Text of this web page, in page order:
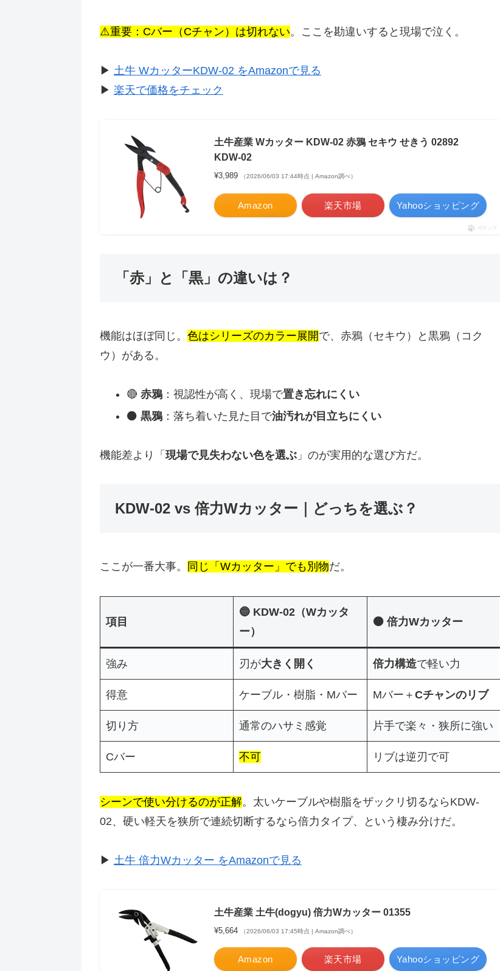
⚠️重要：Cバー（Cチャン）は切れない。ここを勘違いすると現場で泣く。
▶ 土牛 WカッターKDW-02 をAmazonで見る
▶ 楽天で価格をチェック
土牛産業 Wカッター KDW-02 赤鴉 セキウ せきう 02892
KDW-02
¥3,989 （2026/06/03 17:44時点 | Amazon調べ）
Amazon 楽天市場 Yahooショッピング
ポチップ
「赤」と「黒」の違いは？
機能はほぼ同じ。 色はシリーズのカラー展開で、赤鴉（セキウ）と黒鴉（コク
ウ）がある。
🔴 赤鴉：視認性が高く、現場で置き忘れにくい
⚫ 黒鴉：落ち着いた見た目で油汚れが目立ちにくい
機能差より「 現場で見失わない色を選ぶ 」のが実用的な選び方だ。
KDW-02 vs 倍力Wカッター｜どっちを選ぶ？
ここが一番大事。 同じ「Wカッター」でも別物だ。
項目
🔵 KDW-02（Wカッタ
ー）
🟠 倍力Wカッター
強み 刃が大きく開く 倍力構造で軽い力
得意 ケーブル・樹脂・Mバー Mバー＋ Cチャンのリブ
切り方 通常のハサミ感覚 片手で楽々・狭所に強い
Cバー 不可 リブは逆刃で可
シーンで使い分けるのが正解。太いケーブルや樹脂をザックリ切るならKDW-
02、硬い軽天を狭所で連続切断するなら倍力タイプ、という棲み分けだ。
▶ 土牛 倍力Wカッター をAmazonで見る
土牛産業 土牛(dogyu) 倍力Wカッター 01355
¥5,664 （2026/06/03 17:45時点 | Amazon調べ）
Amazon 楽天市場 Yahooショッピング